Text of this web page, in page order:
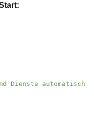
Dienste automatisch